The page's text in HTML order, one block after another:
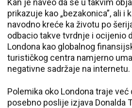
Kan je naveo da se u takvim
prikazuje kao „bezakonica”, ali i
navodno kreće ka životu po
odbacio takve tvrdnje i ocijenio
Londona kao globalnog
turističkog centra namjerno
negativne sadržaje na internetu.
Polemika oko Londona traje već
posebno poslije izjava Donalda